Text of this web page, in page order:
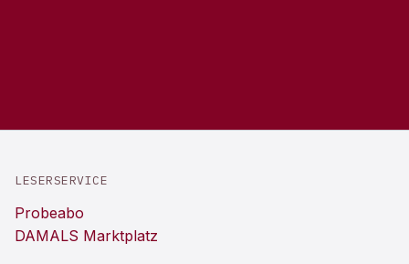
LESERSERVICE
Probeabo
DAMALS Marktplatz